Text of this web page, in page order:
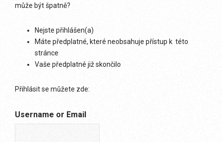
může být špatně?
Nejste přihlášen(a)
Máte předplatné, které neobsahuje přístup k této
stránce
Vaše předplatné již skončilo
Přihlásit se můžete zde:
Username or Email